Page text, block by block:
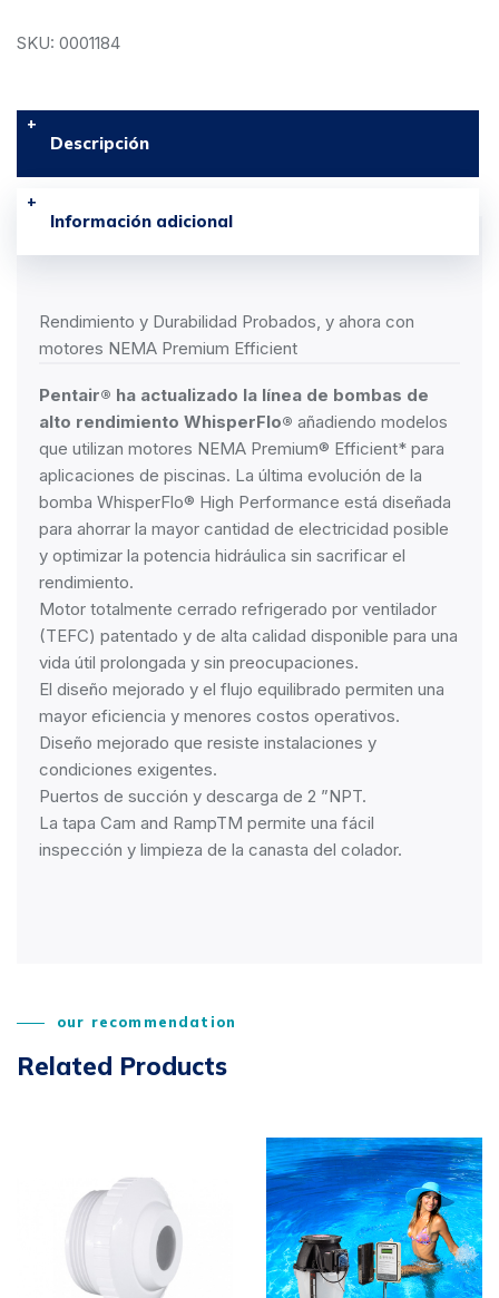
SKU: 0001184
Descripción
Información adicional
Rendimiento y Durabilidad Probados, y ahora con
motores NEMA Premium Efficient
Pentair® ha actualizado la línea de bombas de
alto rendimiento WhisperFlo® añadiendo modelos
que utilizan motores NEMA Premium® Efficient* para
aplicaciones de piscinas. La última evolución de la
bomba WhisperFlo® High Performance está diseñada
para ahorrar la mayor cantidad de electricidad posible
y optimizar la potencia hidráulica sin sacrificar el
rendimiento.
Motor totalmente cerrado refrigerado por ventilador
(TEFC) patentado y de alta calidad disponible para una
vida útil prolongada y sin preocupaciones.
El diseño mejorado y el flujo equilibrado permiten una
mayor eficiencia y menores costos operativos.
Diseño mejorado que resiste instalaciones y
condiciones exigentes.
Puertos de succión y descarga de 2 ”NPT.
La tapa Cam and RampTM permite una fácil
inspección y limpieza de la canasta del colador.
our recommendation
Related Products